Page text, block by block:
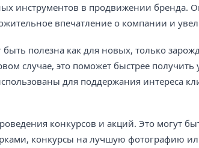
инструментов в продвижении бренда.
впечатление о компании и
полезна как для новых, только
случае, это поможет быстрее получить
для поддержания интереса
конкурсов и акций. Это могут
конкурсы на лучшую фотографию